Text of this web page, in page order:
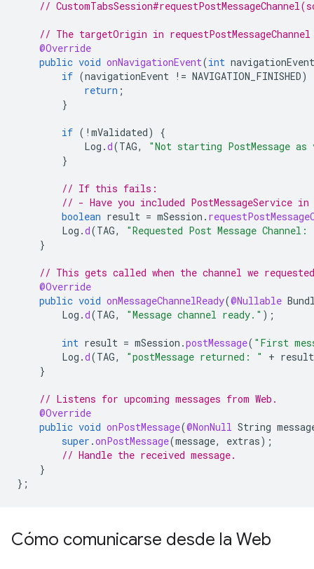
//
// The targetOrigin in
@Override
public void onNavigationEvent(int navigationEvent
if (navigationEvent != NAVIGATION_FINISHED)
return ;
}
if ( ! mValidated)
{
Log .d(TAG,
"Not starting PostMessage
}
// If this fails:
// - Have you included PostMessageService
boolean result = mSession .
Log .d(TAG,
"Requested Post Message
}
// This gets called when the channel we
@Override
public void onMessageChannelReady(@Nullable
Log .d(TAG, "Message channel ready." );
int result = mSession .postMessage( "First
Log .d(TAG, "postMessage returned: " + result
}
// Listens for upcoming messages from Web.
@Override
public void onPostMessage(@NonNull String
super .onPostMessage(message, extras);
// Handle the received message.
}
};
Cómo comunicarse desde la Web